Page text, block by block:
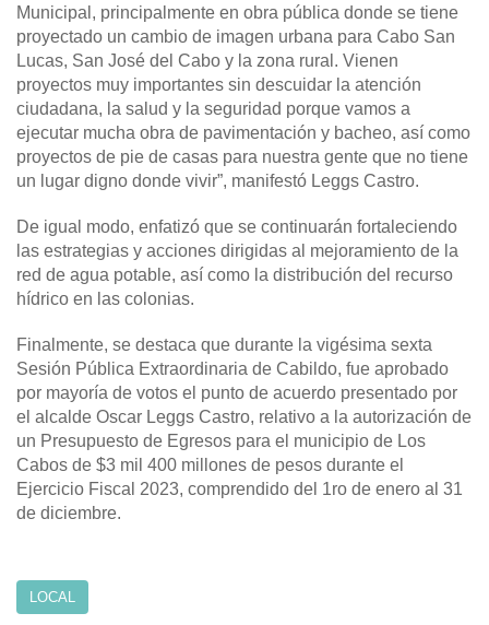
Municipal, principalmente en obra pública donde se tiene
proyectado un cambio de imagen urbana para Cabo San
Lucas, San José del Cabo y la zona rural. Vienen
proyectos muy importantes sin descuidar la atención
ciudadana, la salud y la seguridad porque vamos a
ejecutar mucha obra de pavimentación y bacheo, así como
proyectos de pie de casas para nuestra gente que no tiene
un lugar digno donde vivir”, manifestó Leggs Castro.
De igual modo, enfatizó que se continuarán fortaleciendo
las estrategias y acciones dirigidas al mejoramiento de la
red de agua potable, así como la distribución del recurso
hídrico en las colonias.
Finalmente, se destaca que durante la vigésima sexta
Sesión Pública Extraordinaria de Cabildo, fue aprobado
por mayoría de votos el punto de acuerdo presentado por
el alcalde Oscar Leggs Castro, relativo a la autorización de
un Presupuesto de Egresos para el municipio de Los
Cabos de $3 mil 400 millones de pesos durante el
Ejercicio Fiscal 2023, comprendido del 1ro de enero al 31
de diciembre.
LOCAL